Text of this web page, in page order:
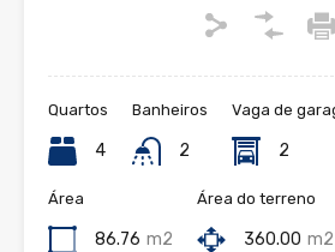
Quartos
4
Banheiros
2
Vaga de
2
Área
86.76 m2
Área do terreno
360.00 m2